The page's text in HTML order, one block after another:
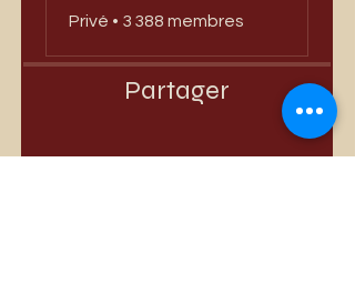
Privé • 3 388 membres
Partager